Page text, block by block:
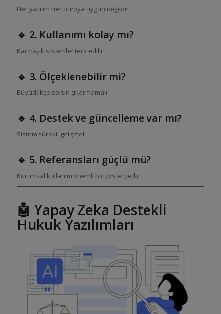
Her yazılım her büroya uygun değildir
🔹 2. Kullanımı kolay mı?
Karmaşık sistemler terk edilir
🔹 3. Ölçeklenebilir mi?
Büyüdükçe sorun çıkarmamalı
🔹 4. Destek ve güncelleme var mı?
Sistem sürekli gelişmeli
🔹 5. Referansları güçlü mü?
Kurumsal kullanım önemli bir göstergedir
🤖 Yapay Zeka Destekli
Hukuk Yazılımları